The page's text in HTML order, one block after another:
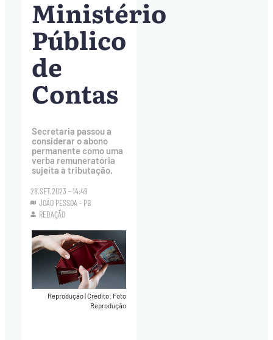
Ministério
Público
de
Contas
Secretaria passou a
considerar o abono
permanente como uma
verba remuneratória
sujeita à tributação.
28.SET.2023 - 14:49
JOÃO PESSOA - PB
REDAÇÃO
Reprodução|Crédito: Foto
Reprodução